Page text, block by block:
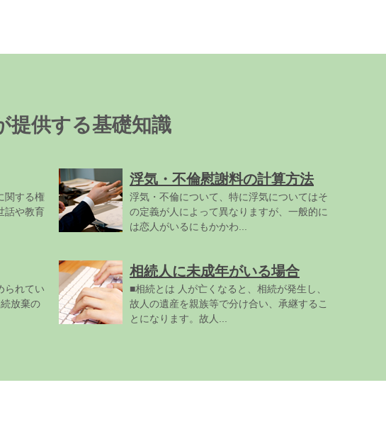
提供する基礎知識
関する権
話や教育
浮気・不倫慰謝料の計算方法
浮気・不倫について、特に浮気についてはそ
の定義が人によって異なりますが、一般的に
は恋人がいるにもかかわ...
られてい
放棄の
相続人に未成年がいる場合
■相続とは 人が亡くなると、相続が発生し、
故人の遺産を親族等で分け合い、承継するこ
とになります。故人...